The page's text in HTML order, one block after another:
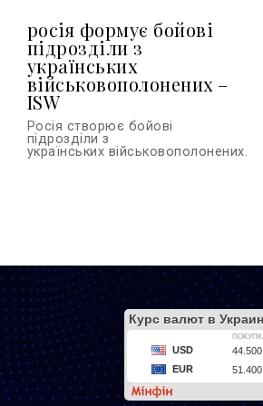
росія формує бойові
підрозділи з
українських
військовополонених –
ISW
Росія створює бойові
підрозділи з
українських військовополонених...